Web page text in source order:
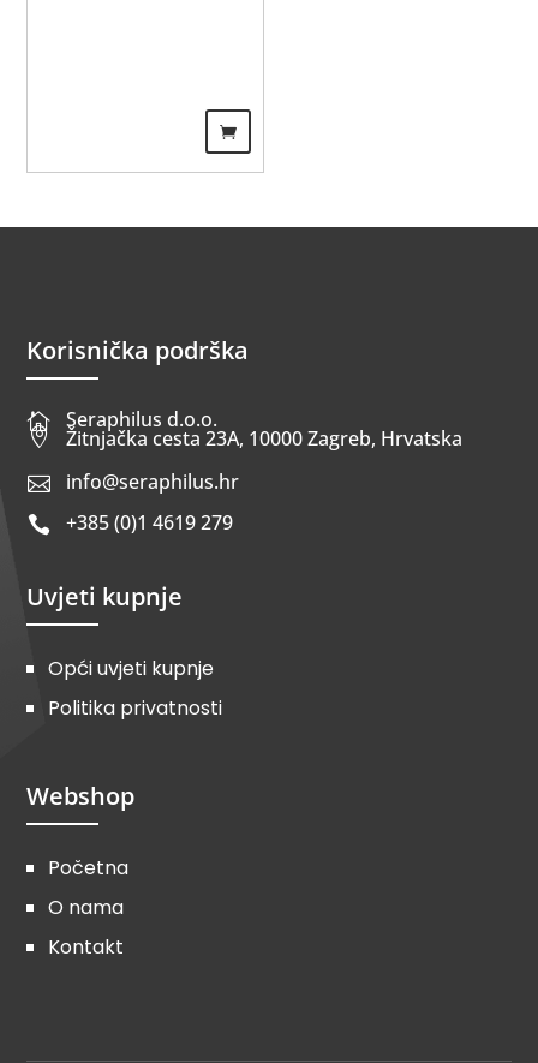
Korisnička podrška
 Seraphilus d.o.o.
 Žitnjačka cesta 23A, 10000 Zagreb, Hrvatska
 info@seraphilus.hr
 +385 (0)1 4619 279
Uvjeti kupnje
Opći uvjeti kupnje
Politika privatnosti
Webshop
Početna
O nama
Kontakt